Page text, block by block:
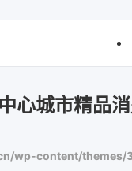
心城市精品
wp-content/themes/